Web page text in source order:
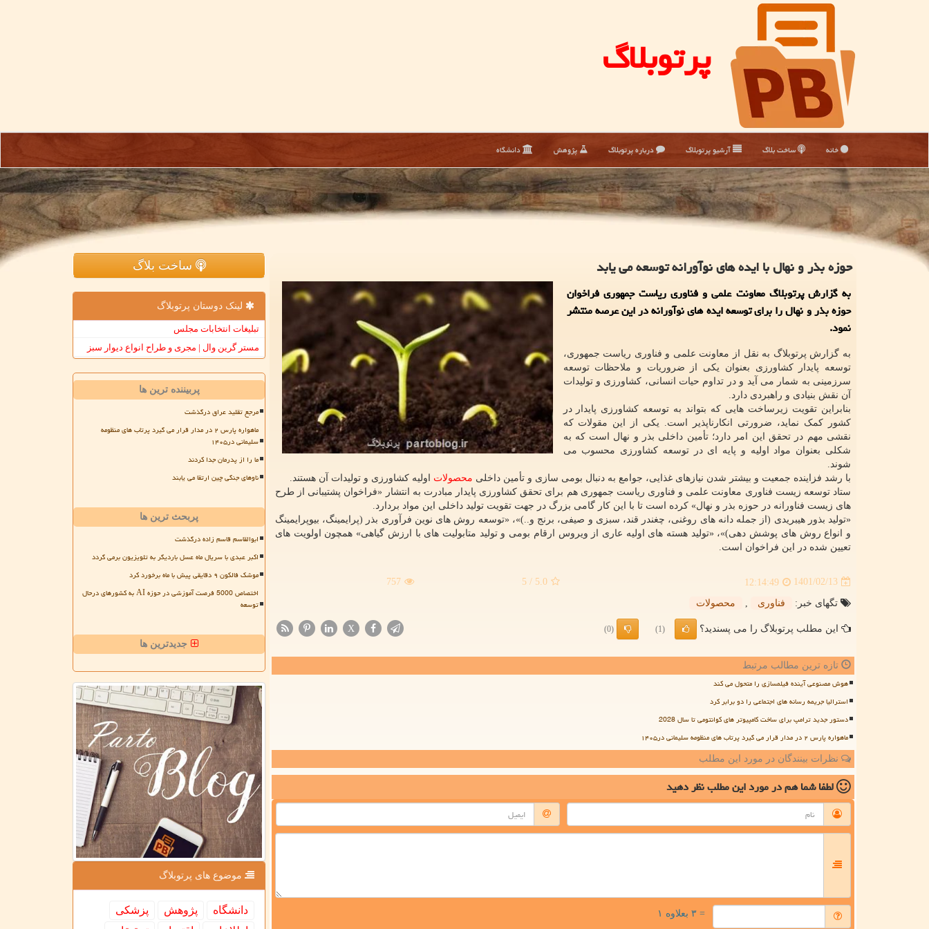
پرتوبلاگ
خانه ساخت بلاگ آرشیو پرتوبلاگ درباره پرتوبلاگ پژوهش دانشگاه
حوزه بذر و نهال با ایده های نوآورانه توسعه می یابد
به گزارش پرتوبلاگ معاونت علمی و فناوری ریاست جمهوری فراخوان
حوزه بذر و نهال را برای توسعه ایده های نوآورانه در این عرصه منتشر
نمود.
به گزارش پرتوبلاگ به نقل از معاونت علمی و فناوری ریاست جمهوری،
توسعه پایدار کشاورزی بعنوان یکی از ضروریات و ملاحظات توسعه
سرزمینی به شمار می آید و در تداوم حیات انسانی، کشاورزی و تولیدات
آن نقش بنیادی و راهبردی دارد.
بنابراین تقویت زیرساخت هایی که بتواند به توسعه کشاورزی پایدار در
کشور کمک نماید، ضرورتی انکارناپذیر است. یکی از این مقولات که
نقشی مهم در تحقق این امر دارد؛ تأمین داخلی بذر و نهال است که به
شکلی بعنوان مواد اولیه و پایه ای در توسعه کشاورزی محسوب می
شوند.
با رشد فزاینده جمعیت و بیشتر شدن نیازهای غذایی، جوامع به دنبال بومی سازی و تأمین داخلی محصولات اولیه کشاورزی و تولیدات آن هستند.
ستاد توسعه زیست فناوری معاونت علمی و فناوری ریاست جمهوری هم برای تحقق کشاورزی پایدار مبادرت به انتشار «فراخوان پشتیبانی از طرح
های زیست فناورانه در حوزه بذر و نهال» کرده است تا با این کار گامی بزرگ در جهت تقویت تولید داخلی این مواد بردارد.
«تولید بذور هیبریدی (از جمله دانه های روغنی، چغندر قند، سبزی و صیفی، برنج و..)»، «‎توسعه روش های نوین فرآوری بذر (پرایمینگ، بیوپرایمینگ
و انواع روش های پوشش دهی)»، «‎تولید هسته های اولیه عاری از ویروس ارقام بومی و تولید متابولیت های با ارزش گیاهی» همچون اولویت های
تعیین شده در این فراخوان است.
1401/02/13
12:14:49
5.0
/ 5
757
تگهای خبر: فناوری , محصولات
این مطلب پرتوبلاگ را می پسندید؟ (1)
(0)
X
تازه ترین مطالب مرتبط
هوش مصنوعی آینده فیلمسازی را متحول می کند
استرالیا جریمه رسانه های اجتماعی را دو برابر کرد
دستور جدید ترامپ برای ساخت کامپیوتر های کوانتومی تا سال 2028
ماهواره پارس ۲ در مدار قرار می گیرد پرتاب های منظومه سلیمانی در۱۴۰۵
نظرات بینندگان در مورد این مطلب
لطفا شما همدر مورد این مطلبنظر دهید
= ۳ بعلاوه ۱
ساخت بلاگ
لینک دوستان پرتوبلاگ
تبلیغات انتخابات مجلس
مستر گرین وال | مجری و طراح انواع دیوار سبز
پربیننده ترین ها
مرجع تقلید عراق درگذشت
ماهواره پارس ۲ در مدار قرار می گیرد پرتاب های منظومه
سلیمانی در۱۴۰۵
ما را از پدرمان جدا کردند
ناوهای جنگی چین ارتقا می یابند
پربحث ترین ها
ابوالقاسم قاسم زاده درگذشت
اکبر عبدی با سریال ماه عسل باردیگر به تلویزیون برمی گردد
موشک فالکون ۹ دقایقی پیش با ماه برخورد کرد
اختصاص 5000 فرصت آموزشی در حوزه AI به کشورهای درحال
توسعه
جدیدترین ها
موضوع های پرتوبلاگ
دانشگاه پژوهش
پزشكی